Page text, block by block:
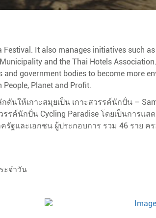
It also manages initiatives such
and the Thai Hotels
government bodies to become more
Planet and Profit.
ให้เกาะสมุยเป็น เกาะสวรรค์นักปั่น –
รค์นักปั่น Cycling Paradise โดยเป็นการแ
รัฐและเอกชน ผู้ประกอบการ รวม 46 ราย
ะจำวัน